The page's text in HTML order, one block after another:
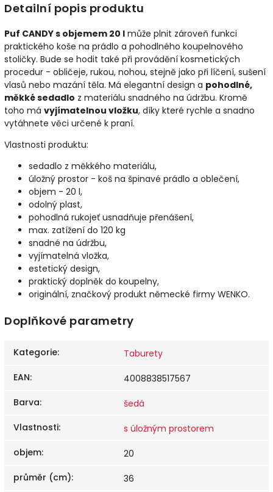
Detailní popis produktu
Puf CANDY s objemem 20 l může plnit zároveň funkci
praktického koše na prádlo a pohodlného koupelnového
stoličky. Bude se hodit také při provádění kosmetických
procedur - obličeje, rukou, nohou, stejně jako při líčení, sušení
vlasů nebo mazání těla. Má elegantní design a pohodlné,
měkké sedadlo z materiálu snadného na údržbu. Kromě
toho má vyjímatelnou vložku, díky které rychle a snadno
vytáhnete věci určené k praní.
Vlastnosti produktu:
sedadlo z měkkého materiálu,
úložný prostor - koš na špinavé prádlo a oblečení,
objem - 20 l,
odolný plast,
pohodlná rukojeť usnadňuje přenášení,
max. zatížení do 120 kg
snadné na údržbu,
vyjímatelná vložka,
estetický design,
praktický doplněk do koupelny,
originální, značkový produkt německé firmy WENKO.
Doplňkové parametry
Kategorie:
Taburety
EAN:
4008838517567
Barva:
šedá
Vlastnosti:
s úložným prostorem
objem:
20
průměr (cm): 36